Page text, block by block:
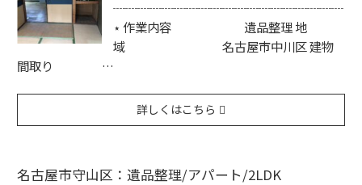
┈┈┈┈┈┈┈┈┈┈┈┈┈┈┈┈┈┈┈
⋆ 作業内容 遺品整理 地
域 名古屋市中川区 建物
間取り …
詳しくはこちら
名古屋市守山区：遺品整理/アパート/2LDK